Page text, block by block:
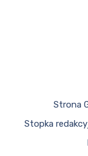
Strona
Stopka